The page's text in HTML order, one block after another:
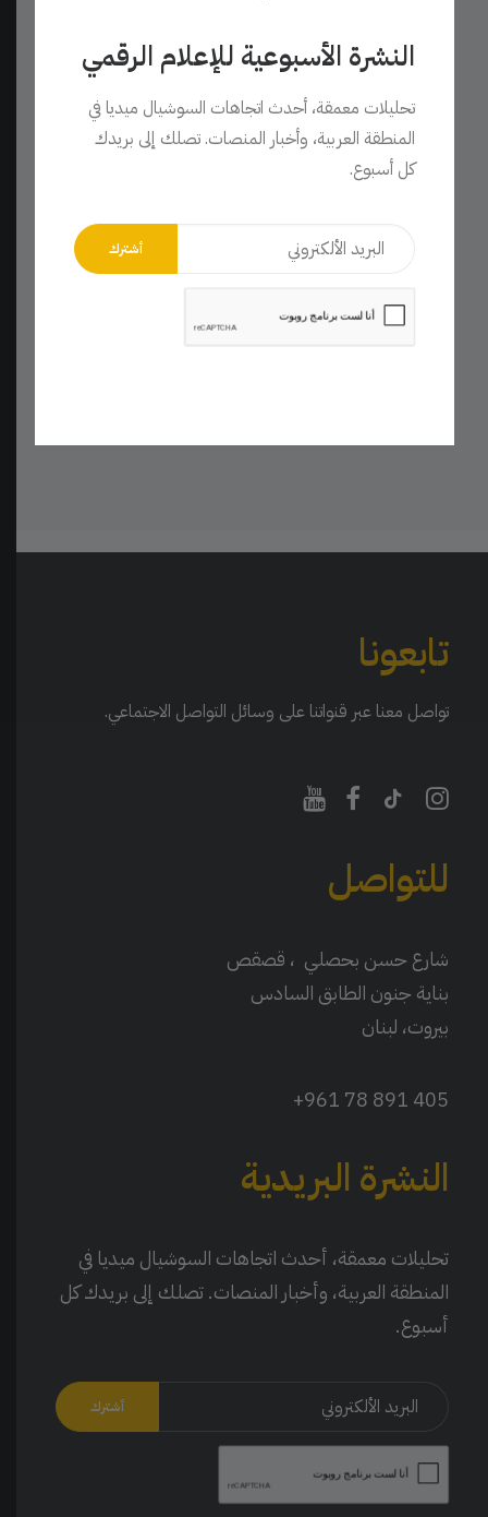
قالب منشور تسويق رقمي – عصري ومنظم
تابعونا
تواصل معنا عبر قنواتنا على وسائل التواصل الاجتماعي.
للتواصل
شارع حسن بحصلي ، قصقص
بناية جنون الطابق السادس
بيروت، لبنان
405 891 78 961+
النشرة البريدية
تحليلات معمقة، أحدث اتجاهات السوشيال ميديا في
المنطقة العربية، وأخبار المنصات. تصلك إلى بريدك كل
أسبوع.
النشرة الأسبوعية للإعلام الرقمي
تحليلات معمقة، أحدث اتجاهات السوشيال ميديا في
المنطقة العربية، وأخبار المنصات. تصلك إلى بريدك
كل أسبوع.